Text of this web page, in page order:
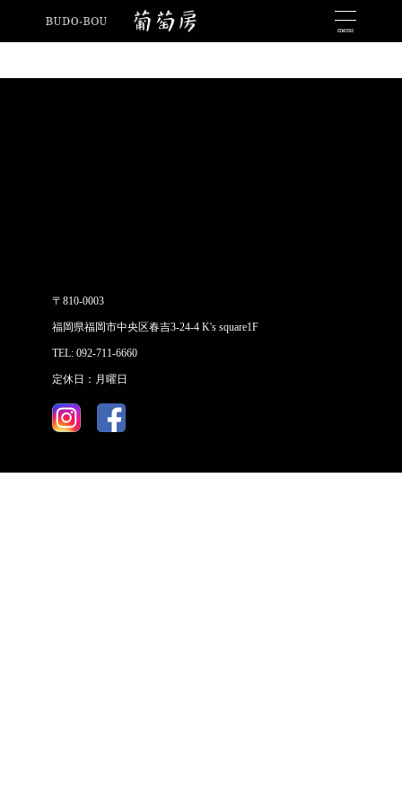
menu
〒810-0003
福岡県福岡市中央区春吉3-24-4 K's square1F
TEL: 092-711-6660
定休日：月曜日